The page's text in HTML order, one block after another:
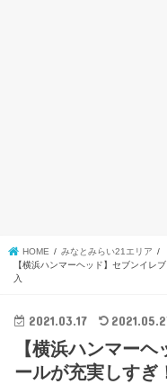
HOME
みなとみらい21エリア
【横浜ハンマーヘッド】セブンイレ
入
2021.03.17
【横浜ハンマー
ールが充実しすぎ